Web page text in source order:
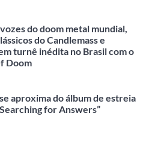
do doom metal mundial,
do Candlemass e
turnê inédita no Brasil com o
Doom
aproxima do álbum de estreia
for Answers”